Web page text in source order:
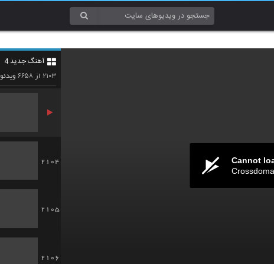
Cannot
آهنگ جدید 4
۲۱۰۳ از ۶۶۵۸ویدئو
2102
2104
2105
2106